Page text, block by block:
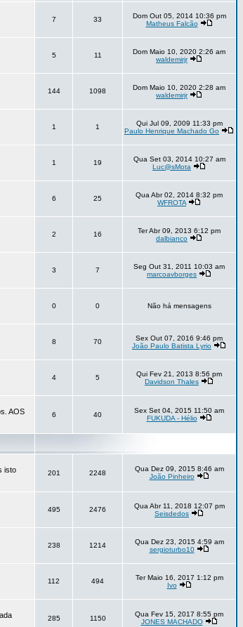
7 33
Dom Out 05, 2014 10:36 pm
Matheus Falcão
5 11
Dom Maio 10, 2020 2:26 am
waldemirjr
144 1098
Dom Maio 10, 2020 2:28 am
waldemirjr
1 1
Qui Jul 09, 2009 11:33 pm
Paulo Henrique Machado Go
1 19
Qua Set 03, 2014 10:27 am
Luc@sMota
6 25
Qua Abr 02, 2014 8:32 pm
WFROTA
2 16
Ter Abr 09, 2013 6:12 pm
dalbianco
3 7
Seg Out 31, 2011 10:03 am
marcoavborges
0 0 Não há mensagens
8 70
Sex Out 07, 2016 9:46 pm
João Paulo Batista Lyrio
4 5
Qui Fev 21, 2013 8:56 pm
Davidson Thales
AOS
6 40
Sex Set 04, 2015 11:50 am
FUKUDA - Hélio
isto
201 2248
Qua Dez 09, 2015 8:46 am
João Pinheiro
495 2476
Qua Abr 11, 2018 12:07 pm
Seisdedos
238 1214
Qua Dez 23, 2015 4:59 am
sergioturbo10
112 494
Ter Maio 16, 2017 1:12 pm
Ivo
285 1150
Qua Fev 15, 2017 8:55 pm
JONES MACHADO